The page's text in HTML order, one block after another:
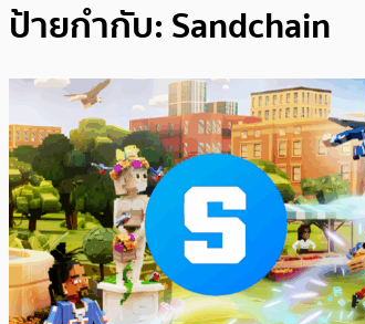
ป้ายกำกับ: Sandchain